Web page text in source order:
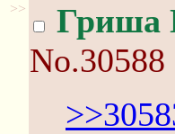
>> Гриша
No.30588